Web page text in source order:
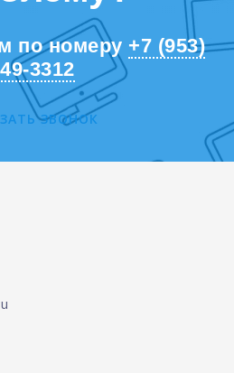
по номеру +7 (953)
3312
ЗВОНОК